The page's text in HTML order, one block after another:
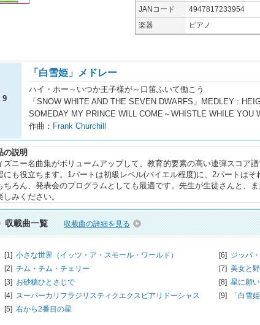
JANコード
4947817233954
楽器
ピアノ
9
「白雪姫」メドレー
ハイ・ホー～いつか王子様が～口笛ふいて働こう
「SNOW WHITE AND THE SEVEN DWARFS」MEDLEY :
SOMEDAY MY PRINCE WILL COME～WHISTLE WHILE YOU
作曲： Frank Churchill
の説明
ズニー名曲集がボリュームアップして、教育的要素の高い連弾スコア
にも役立ちます。1パートは初級レベル(バイエル程度)に、2パートは
ちろん、発表会のプログラムとしても最適です。先生が生徒さんと、
しみください。
収載曲一覧 収載曲の詳細を見る
[1] 小さな世界（イッツ・ア・スモール・ワールド）
[2] チム・チム・チェリー
[3] お砂糖ひとさじで
[4] スーパーカリフラジリスティクエクスピアリドーシャス
[5] 右から2番目の星
[6] ジッパ
[7] 美女と
[8] 星に願
[9]
「白雪